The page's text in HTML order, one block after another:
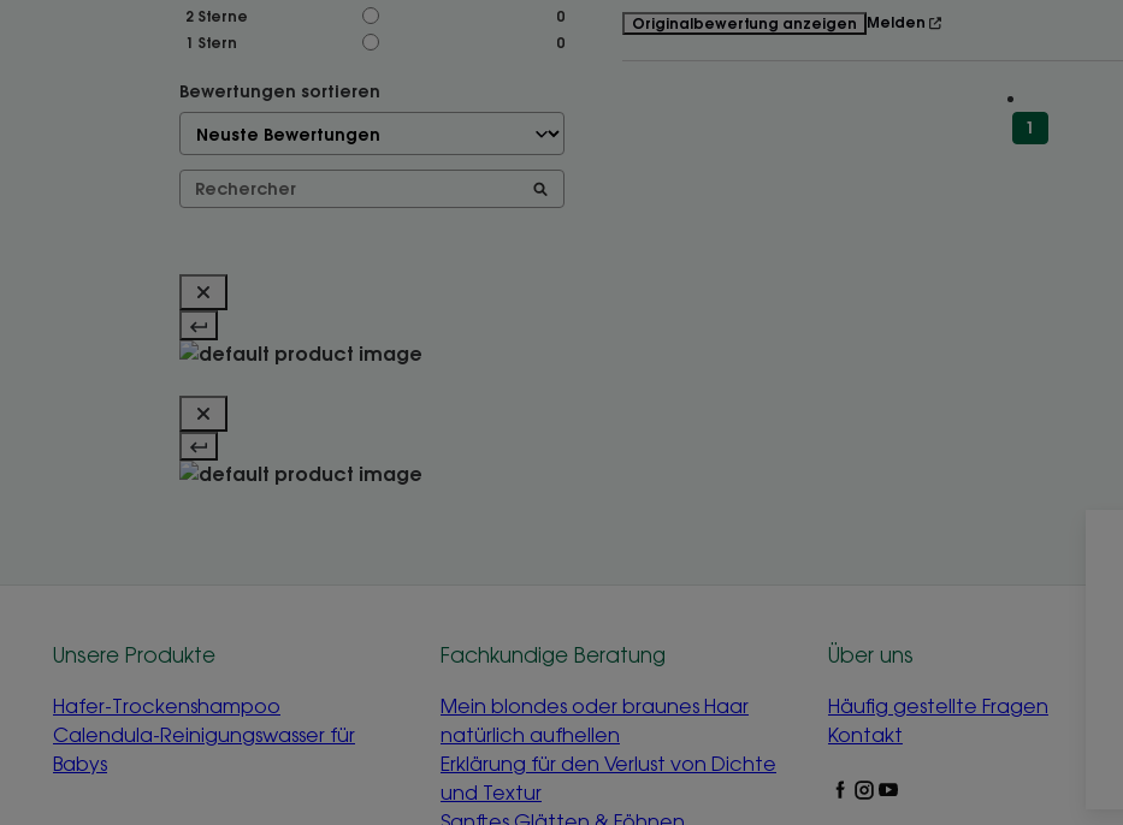
2 Sterne
0
1 Stern 0
Bewertungen sortieren
Originalbewertung anzeigen Melden
1
Unsere Produkte
Hafer-Trockenshampoo
Calendula-Reinigungswasser für
Babys
Fachkundige Beratung
Mein blondes oder braunes Haar
natürlich aufhellen
Erklärung für den Verlust von Dichte
und Textur
Über uns
Häufig gestellte Fragen
Kontakt